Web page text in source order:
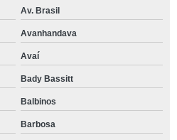
Av. Brasil
Avanhandava
Avaí
Bady Bassitt
Balbinos
Barbosa